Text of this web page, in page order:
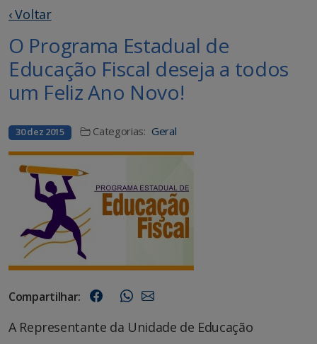
‹ Voltar
O Programa Estadual de
Educação Fiscal deseja a todos
um Feliz Ano Novo!
30 dez 2015 Categorias: Geral
Compartilhar:
A Representante da Unidade de Educação